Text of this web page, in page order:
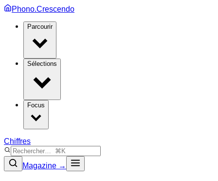
Phono.Crescendo
Parcourir
Sélections
Focus
Chiffres
Magazine →